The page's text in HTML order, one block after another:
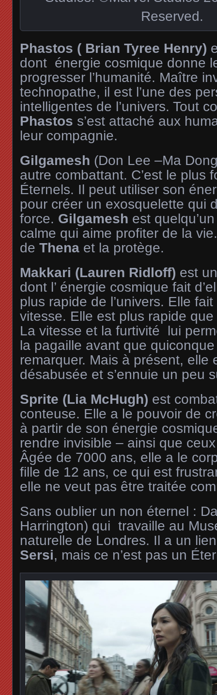
Reserved.
Phastos ( Brian Tyree Henry)
dont énergie cosmique donne
progresser l’humanité. Maître
technopathe, il est l’une des
intelligentes de l’univers. Tout
Phastos s’est attaché aux
leur compagnie.
Gilgamesh (Don Lee –Ma
autre combattant. C’est le plus
Éternels. Il peut utiliser son
pour créer un exosquelette qui
force. Gilgamesh est
calme qui aime profiter de la
de Thena et la protège.
Makkari (Lauren Ridloff) est
dont l’ énergie cosmique fait
plus rapide de l’univers. Elle
vitesse. Elle est plus rapide
La vitesse et la furtivité lui
la pagaille avant que
remarquer. Mais à présent, elle
désabusée et s’ennuie un peu
Sprite (Lia McHugh) est
conteuse. Elle a le pouvoir de
à partir de son énergie
rendre invisible – ainsi que
Âgée de 7000 ans, elle a le
fille de 12 ans, ce qui est
elle ne veut pas être traitée
Sans oublier un non éternel :
Harrington) qui travaille au
naturelle de Londres. Il a un
Sersi, mais ce n’est pas un